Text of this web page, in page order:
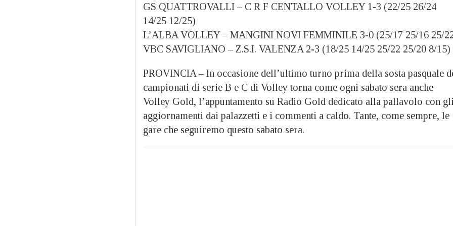
GS QUATTROVALLI – C R F CENTALLO VOLLEY 1-3 (22/25 26/24
14/25 12/25)
L’ALBA VOLLEY – MANGINI NOVI FEMMINILE 3-0 (25/17 25/16 25/
VBC SAVIGLIANO – Z.S.I. VALENZA 2-3 (18/25 14/25 25/22 25/20 8/15)
PROVINCIA – In occasione dell’ultimo turno prima della sosta pasquale
campionati di serie B e C di Volley torna come ogni sabato sera anche
Volley Gold, l’appuntamento su Radio Gold dedicato alla pallavolo con gli
aggiornamenti dai palazzetti e i commenti a caldo. Tante, come sempre, le
gare che seguiremo questo sabato sera.